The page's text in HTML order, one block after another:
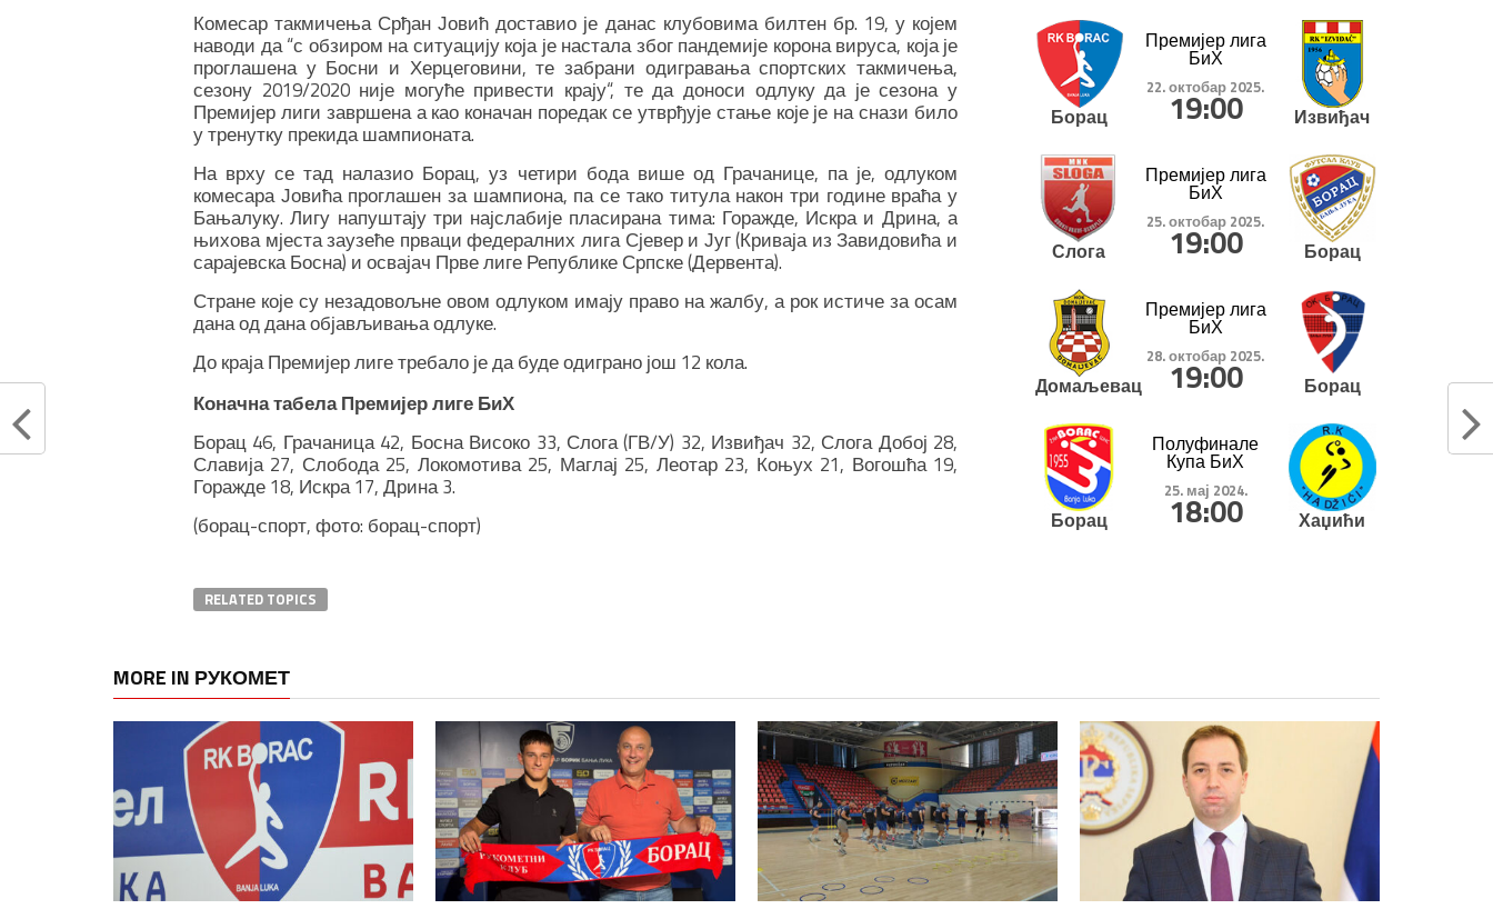
Комесар такмичења Срђан Јовић доставио је данас клубовима билтен бр. 19, у којем
наводи да “с обзиром на ситуацију која је настала због пандемије корона вируса, која је
проглашена у Босни и Херцеговини, те забрани одигравања спортских такмичења,
сезону 2019/2020 није могуће привести крају“, те да доноси одлуку да је сезона у
Премијер лиги завршена а као коначан поредак се утврђује стање које је на снази било
у тренутку прекида шампионата.
На врху се тад налазио Борац, уз четири бода више од Грачанице, па је, одлуком
комесара Јовића проглашен за шампиона, па се тако титула након три године враћа у
Бањалуку. Лигу напуштају три најслабије пласирана тима: Горажде, Искра и Дрина, а
њихова мјеста заузеће прваци федералних лига Сјевер и Југ (Криваја из Завидовића и
сарајевска Босна) и освајач Прве лиге Републике Српске (Дервента).
Стране које су незадовољне овом одлуком имају право на жалбу, а рок истиче за осам
дана од дана објављивања одлуке.
До краја Премијер лиге требало је да буде одиграно још 12 кола.
Коначна табела Премијер лиге БиХ
Борац 46, Грачаница 42, Босна Високо 33, Слога (ГВ/У) 32, Извиђач 32, Слога Добој 28,
Славија 27, Слобода 25, Локомотива 25, Маглај 25, Леотар 23, Коњух 21, Вогошћа 19,
Горажде 18, Искра 17, Дрина 3.
(борац-спорт, фото: борац-спорт)
RELATED TOPICS
Борац
Премијер лига
БиХ
22. октобар 2025.
19:00 Извиђач
Слога
Премијер лига
БиХ
25. октобар 2025.
19:00 Борац
Домаљевац
Премијер лига
БиХ
28. октобар 2025.
19:00 Борац
Борац
Полуфинале
Купа БиХ
25. мај 2024.
18:00 Хаџићи
MORE IN РУКОМЕТ